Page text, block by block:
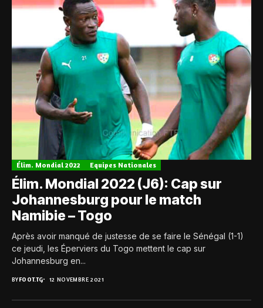
Élim. Mondial 2022 Equipes Nationales
Élim. Mondial 2022 (J6): Cap sur
Johannesburg pour le match
Namibie – Togo
Après avoir manqué de justesse de se faire le Sénégal (1-1)
ce jeudi, les Éperviers du Togo mettent le cap sur
Johannesburg en...
BYFOOT.TG 12 NOVEMBRE 2021